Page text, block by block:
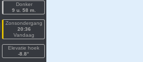
Donker
9 u. 58 m.
Zonsondergang
20:36
Vandaag
Elevatie hoek
-8.8°